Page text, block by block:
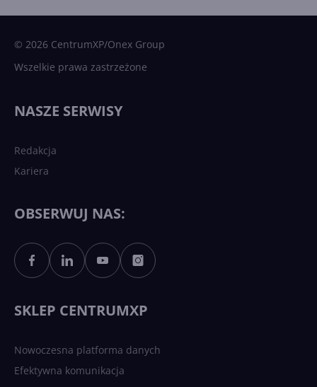
Sztuczna inteligencja po
polsku. Dość barier
© 2026 CentrumXP/Onex Group
Wszelkie prawa zastrzeżone
NASZE SERWISY
Redakcja
Kariera
OBSERWUJ NAS:
SKLEP CENTRUMXP
Nowoczesna platforma danych
Efektywna komunikacja